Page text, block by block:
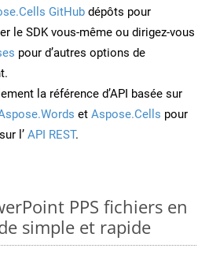
GitHub dépôts pour
le SDK vous-même ou dirigez-vous
pour d’autres options de
la référence d’API basée sur
et Aspose.Cells pour
l’ API REST.
PPS fichiers en
simple et rapide